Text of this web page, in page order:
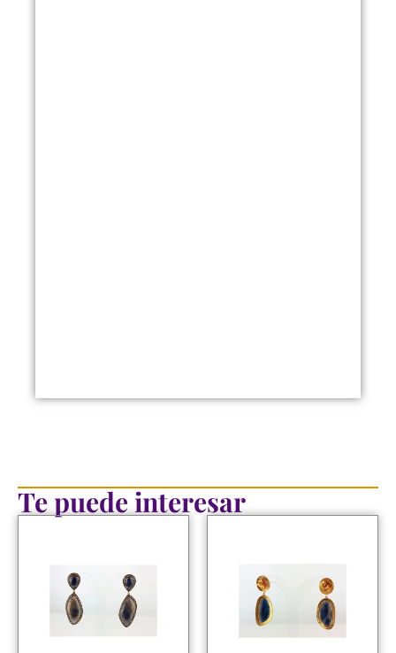
Te puede interesar